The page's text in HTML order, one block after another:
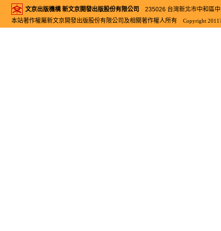
文京出版機構 新文京開發出版股份有限公司
235026 台灣新北市中和區
本站著作權屬新文京開發出版股份有限公司及相關著作權人所有
Copyright